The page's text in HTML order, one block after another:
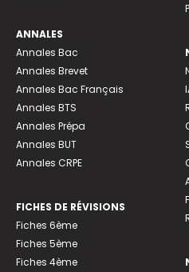
ANNALES
Annales Bac
Annales Brevet
Annales Bac Français
Annales BTS
Annales Prépa
Annales BUT
Annales CRPE
FICHES DE RÉVISIONS
Fiches 6ème
Fiches 5ème
Fiches 4ème